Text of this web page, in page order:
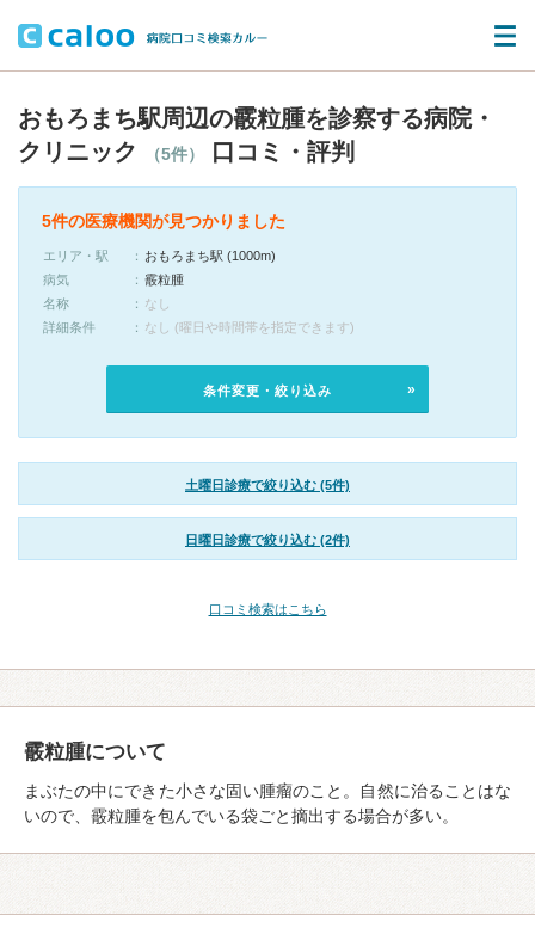
おもろまち駅周辺の霰粒腫を診察する病院・
クリニック
（5件） 口コミ・評判
5件の医療機関が見つかりました
エリア・駅
おもろまち駅 (1000m)
病気
霰粒腫
名称
なし
詳細条件
なし (曜日や時間帯を指定できます)
条件変更・絞り込み
土曜日診療で絞り込む (5件)
日曜日診療で絞り込む (2件)
口コミ検索はこちら
霰粒腫について
まぶたの中にできた小さな固い腫瘤のこと。自然に治ることはな
いので、霰粒腫を包んでいる袋ごと摘出する場合が多い。